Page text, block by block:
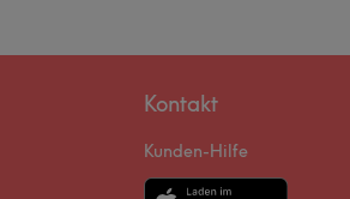
Kontakt
Kunden-Hilfe